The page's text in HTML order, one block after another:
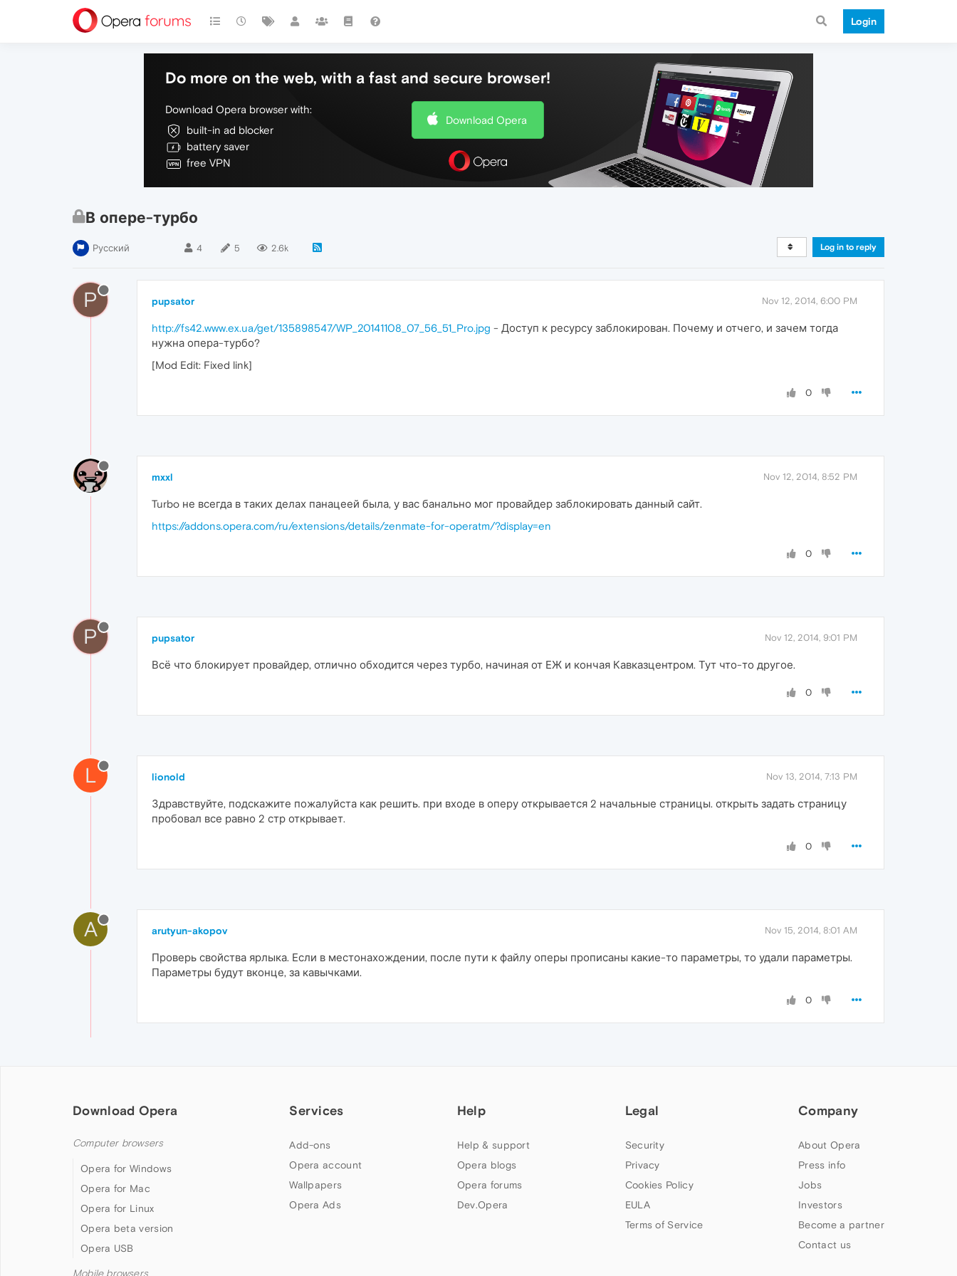
Login
Do more on the web, with a fast and secure browser!
Download Opera browser with:
built-in ad blocker
battery saver
free VPN
Download Opera
В опере-турбо
Русский 4 5 2.6k Log in to reply
P pupsator Nov 12, 2014, 6:00 PM
http://fs42.www.ex.ua/get/135898547/WP_20141108_07_56_51_Pro.jpg - Доступ к ресурсу заблокирован. Почему и отчего, и зачем тогда
нужна опера-турбо?
[Mod Edit: Fixed link]
0
mxxl Nov 12, 2014, 8:52 PM
Turbo не всегда в таких делах панацеей была, у вас банально мог провайдер заблокировать данный сайт.
https://addons.opera.com/ru/extensions/details/zenmate-for-operatm/?display=en
0
P pupsator Nov 12, 2014, 9:01 PM
Всё что блокирует провайдер, отлично обходится через турбо, начиная от ЕЖ и кончая Кавказцентром. Тут что-то другое.
0
L lionold Nov 13, 2014, 7:13 PM
Здравствуйте, подскажите пожалуйста как решить. при входе в оперу открывается 2 начальные страницы. открыть задать страницу
пробовал все равно 2 стр открывает.
0
A arutyun-akopov Nov 15, 2014, 8:01 AM
Проверь свойства ярлыка. Если в местонахождении, после пути к файлу оперы прописаны какие-то параметры, то удали параметры.
Параметры будут вконце, за кавычками.
0
Download Opera
Computer browsers
Opera for Windows
Opera for Mac
Opera for Linux
Opera beta version
Opera USB
Mobile browsers
Services
Add-ons
Opera account
Wallpapers
Opera Ads
Help
Help & support
Opera blogs
Opera forums
Dev.Opera
Legal
Security
Privacy
Cookies Policy
EULA
Terms of Service
Company
About Opera
Press info
Jobs
Investors
Become a partner
Contact us